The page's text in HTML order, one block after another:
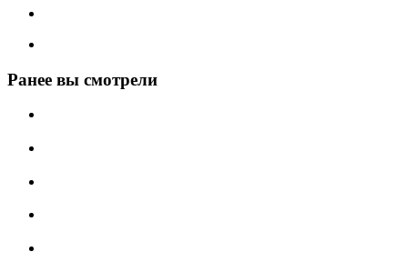
Ранее вы смотрели